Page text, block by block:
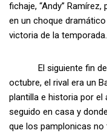
fichaje, “Andy”
en un choque
victoria de la temporada.
El siguiente fin de
octubre, el rival era un
plantilla e historia por el
seguido en casa y
que los pamplonicas no